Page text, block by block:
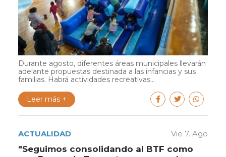
Durante agosto, diferentes áreas municipales llevarán
adelante propuestas destinada a las infancias y sus
familias. Habrá actividades recreativas...
Leer más +
ACTUALIDAD Vie 7. Ago
"Seguimos consolidando al BTF como